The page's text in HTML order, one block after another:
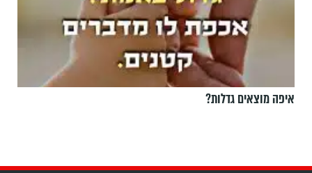
איפה מוצאים גדלות?